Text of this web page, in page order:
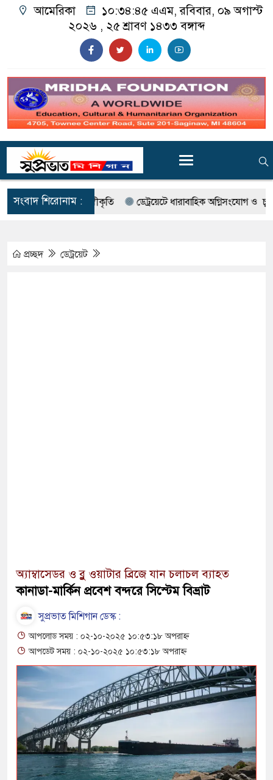
আমেরিকা ১০:৩৪:৪৬ এএম, রবিবার, ০৯ অগাস্ট
২০২৬ , ২৫ শ্রাবণ ১৪৩৩ বঙ্গাব্দ
সংবাদ শিরোনাম :
স্বীকৃতি ডেট্রয়েটে ধারাবাহিক অগ্নিসংযোগ ও চুরি : গ্রেপ্তার
প্রচ্ছদ ডেট্রয়েট
অ্যাম্বাসেডর ও ব্লু ওয়াটার ব্রিজে যান চলাচল ব্যাহত
কানাডা-মার্কিন প্রবেশ বন্দরে সিস্টেম বিভ্রাট
সুপ্রভাত মিশিগান ডেস্ক :
আপলোড সময় : ০২-১০-২০২৫ ১০:৫৩:১৮ অপরাহ্ন
আপডেট সময় : ০২-১০-২০২৫ ১০:৫৩:১৮ অপরাহ্ন